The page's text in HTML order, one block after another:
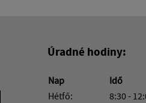
Úradné hodiny:
Nap
Idő
Hétfő:
8:30 -